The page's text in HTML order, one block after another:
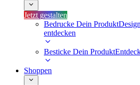
Jetzt gestalten
Bedrucke Dein Produkt
entdecken
Besticke Dein Produkt
Shoppen